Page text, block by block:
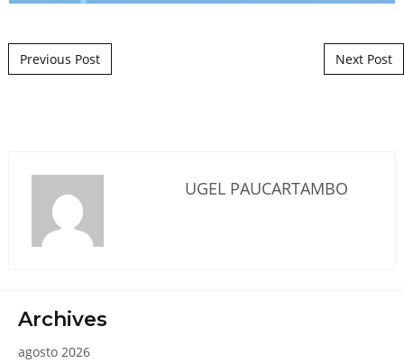
Post navigation
Previous Post Next Post
UGEL PAUCARTAMBO
Archives
agosto 2026